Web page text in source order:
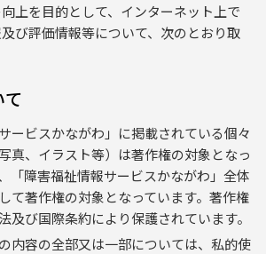
上を目的として、インターネット上で
び評価情報等について、次のとおり取
ービスかながわ」に掲載されている個々
真、イラスト等）は著作権の対象となっ
「障害福祉情報サービスかながわ」全体
て著作権の対象となっています。著作権
及び国際条約により保護されています。
内容の全部又は一部については、私的使